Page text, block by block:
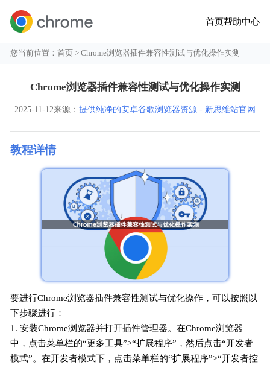
首页帮助中心
您当前位置：首页 > Chrome浏览器插件兼容性测试与优化操作实测
Chrome浏览器插件兼容性测试与优化操作实测
2025-11-12来源： 提供纯净的安卓谷歌浏览器资源 - 新思维站官网
教程详情
要进行Chrome浏览器插件兼容性测试与优化操作，可以按照以
下步骤进行：
1. 安装Chrome浏览器并打开插件管理器。在Chrome浏览器
中，点击菜单栏的“更多工具”>“扩展程序”，然后点击“开发者
模式”。在开发者模式下，点击菜单栏的“扩展程序”>“开发者控